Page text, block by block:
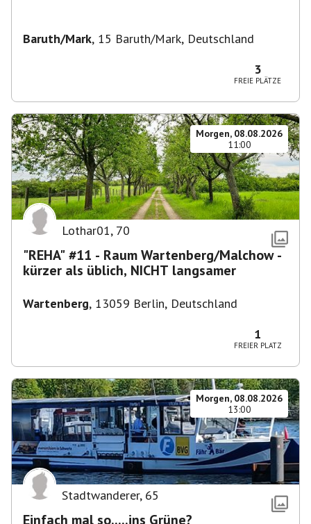
Baruth/Mark, 15 Baruth/Mark, Deutschland
3
FREIE PLÄTZE
Morgen, 08.08.2026
11:00
Lothar01, 70
"REHA" #11 - Raum Wartenberg/Malchow -
kürzer als üblich, NICHT langsamer
Wartenberg, 13059 Berlin, Deutschland
1
FREIER PLATZ
Morgen, 08.08.2026
13:00
Stadtwanderer, 65
Einfach mal so.....ins Grüne?